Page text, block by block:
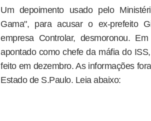
Um depoimento usado pelo
Gama", para acusar o ex-prefeito
empresa Controlar, desmoronou.
apontado como chefe da máfia do
feito em dezembro. As informações
Estado de S.Paulo. Leia abaixo: